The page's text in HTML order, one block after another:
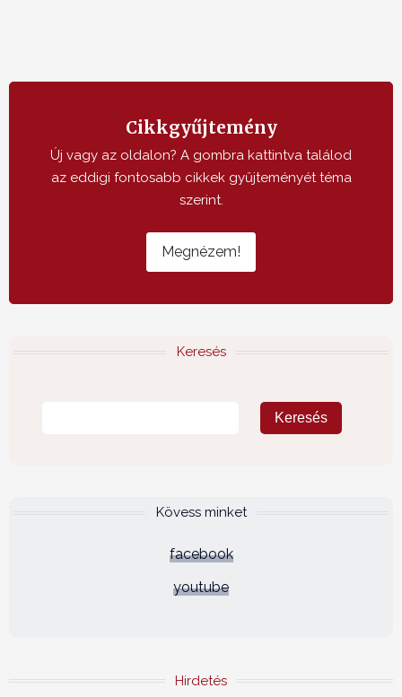
Cikkgyűjtemény
Új vagy az oldalon? A gombra kattintva találod
az eddigi fontosabb cikkek gyűjteményét téma
szerint.
Megnézem!
Keresés
Kövess minket
facebook
youtube
Hirdetés